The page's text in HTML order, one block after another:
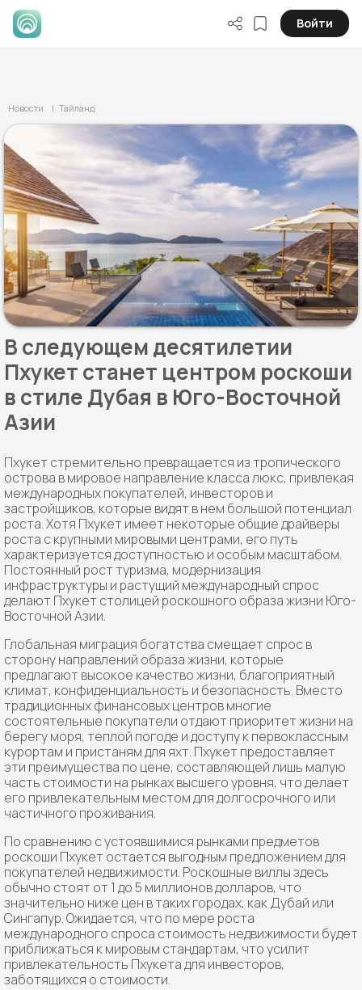
Войти
Новости | Тайланд
В следующем десятилетии
Пхукет станет центром роскоши
в стиле Дубая в Юго-Восточной
Азии
Пхукет стремительно превращается из тропического
острова в мировое направление класса люкс, привлекая
международных покупателей, инвесторов и
застройщиков, которые видят в нем большой потенциал
роста. Хотя Пхукет имеет некоторые общие драйверы
роста с крупными мировыми центрами, его путь
характеризуется доступностью и особым масштабом.
Постоянный рост туризма, модернизация
инфраструктуры и растущий международный спрос
делают Пхукет столицей роскошного образа жизни Юго-
Восточной Азии.
Глобальная миграция богатства смещает спрос в
сторону направлений образа жизни, которые
предлагают высокое качество жизни, благоприятный
климат, конфиденциальность и безопасность. Вместо
традиционных финансовых центров многие
состоятельные покупатели отдают приоритет жизни на
берегу моря, теплой погоде и доступу к первоклассным
курортам и пристаням для яхт. Пхукет предоставляет
эти преимущества по цене, составляющей лишь малую
часть стоимости на рынках высшего уровня, что делает
его привлекательным местом для долгосрочного или
частичного проживания.
По сравнению с устоявшимися рынками предметов
роскоши Пхукет остается выгодным предложением для
покупателей недвижимости. Роскошные виллы здесь
обычно стоят от 1 до 5 миллионов долларов, что
значительно ниже цен в таких городах, как Дубай или
Сингапур. Ожидается, что по мере роста
международного спроса стоимость недвижимости будет
приближаться к мировым стандартам, что усилит
привлекательность Пхукета для инвесторов,
заботящихся о стоимости.